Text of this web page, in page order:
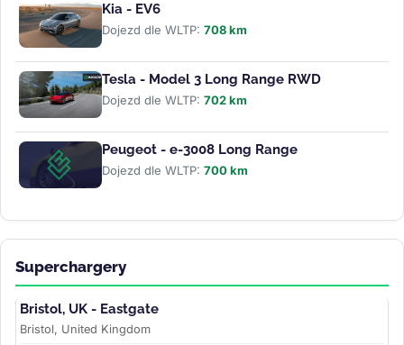
Kia - EV6
Dojezd dle WLTP: 708 km
Tesla - Model 3 Long Range RWD
Dojezd dle WLTP: 702 km
Peugeot - e-3008 Long Range
Dojezd dle WLTP: 700 km
Superchargery
Bristol, UK - Eastgate
Bristol, United Kingdom